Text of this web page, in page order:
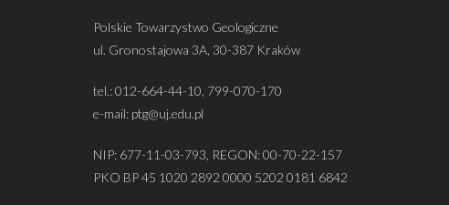
Polskie Towarzystwo Geologiczne
ul. Gronostajowa 3A, 30-387 Kraków
tel.: 012-664-44-10, 799-070-170
e-mail: ptg@uj.edu.pl
NIP: 677-11-03-793, REGON: 00-70-22-157
PKO BP 45 1020 2892 0000 5202 0181 6842